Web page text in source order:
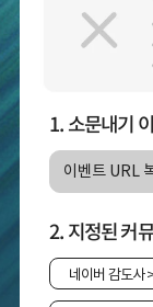
1. 소문내기
이벤트 URL
2. 지정된 커
네이버 감도사